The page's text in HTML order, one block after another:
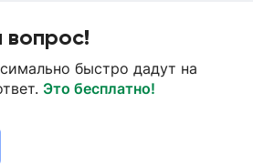
вопрос!
быстро дадут на
Это бесплатно!